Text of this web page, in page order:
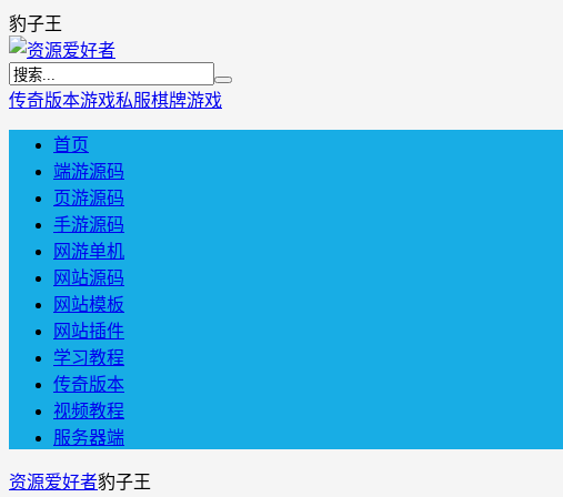
豹子王
传奇版本游戏私服棋牌游戏
首页
端游源码
页游源码
手游源码
网游单机
网站源码
网站模板
网站插件
学习教程
传奇版本
视频教程
服务器端
资源爱好者豹子王